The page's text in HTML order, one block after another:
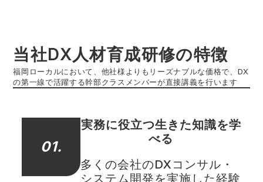
当社DX人材育成研修の特徴
福岡ローカルにおいて、他社様よりもリーズナブルな価格で、DX
の第一線で活躍する幹部クラスメンバーが直接講義を行います
01.
実務に役立つ生きた知識を学
べる
多くの会社のDXコンサル・
システム開発を実施した経験